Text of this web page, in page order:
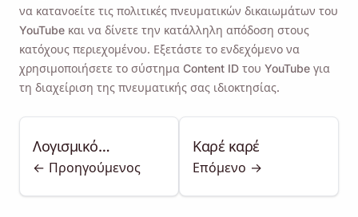
να κατανοείτε τις πολιτικές πνευματικών δικαιωμάτων του
YouTube και να δίνετε την κατάλληλη απόδοση στους
κατόχους περιεχομένου. Εξετάστε το ενδεχόμενο να
χρησιμοποιήσετε το σύστημα Content ID του YouTube για
τη διαχείριση της πνευματικής σας ιδιοκτησίας.
Λογισμικό
επεξεργασίας
<- Προηγούμενος
Καρέ καρέ
Επόμενο ->